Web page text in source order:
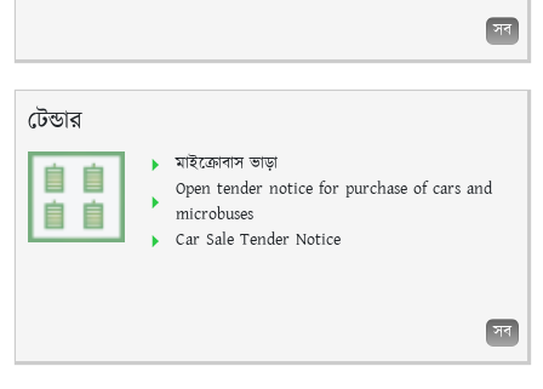
সব
টেন্ডার
মাইক্রোবাস ভাড়া
Open tender notice for purchase of cars and
microbuses
Car Sale Tender Notice
সব